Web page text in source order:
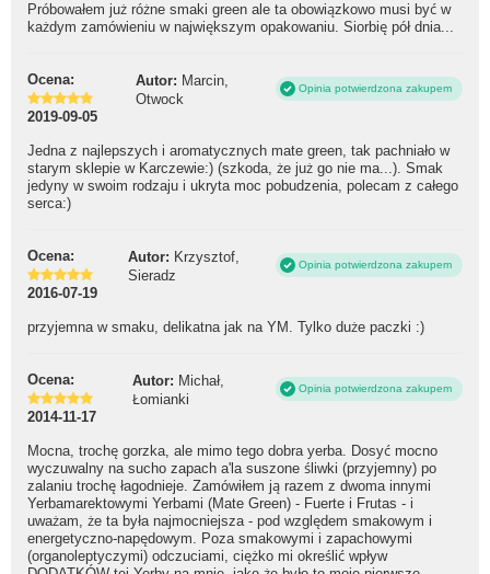
Próbowałem już różne smaki green ale ta obowiązkowo musi być w
każdym zamówieniu w największym opakowaniu. Siorbię pół dnia...
Ocena: Autor: Marcin,
Otwock
Opinia potwierdzona zakupem
2019-09-05
Jedna z najlepszych i aromatycznych mate green, tak pachniało w
starym sklepie w Karczewie:) (szkoda, że już go nie ma...). Smak
jedyny w swoim rodzaju i ukryta moc pobudzenia, polecam z całego
serca:)
Ocena: Autor: Krzysztof,
Sieradz
Opinia potwierdzona zakupem
2016-07-19
przyjemna w smaku, delikatna jak na YM. Tylko duże paczki :)
Ocena: Autor: Michał,
Łomianki
Opinia potwierdzona zakupem
2014-11-17
Mocna, trochę gorzka, ale mimo tego dobra yerba. Dosyć mocno
wyczuwalny na sucho zapach a'la suszone śliwki (przyjemny) po
zalaniu trochę łagodnieje. Zamówiłem ją razem z dwoma innymi
Yerbamarektowymi Yerbami (Mate Green) - Fuerte i Frutas - i
uważam, że ta była najmocniejsza - pod względem smakowym i
energetyczno-napędowym. Poza smakowymi i zapachowymi
(organoleptyczymi) odczuciami, ciężko mi określić wpływ